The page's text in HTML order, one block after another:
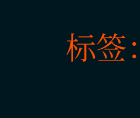
标签：